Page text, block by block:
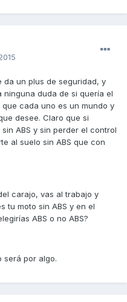
da un plus de seguridad, y
duda de si quería el
cada uno es un mundo y
desee. Claro que si
ABS y sin perder el control
al suelo sin ABS que con
carajo, vas al trabajo y
tu moto sin ABS y en el
ABS o no ABS?
será por algo.